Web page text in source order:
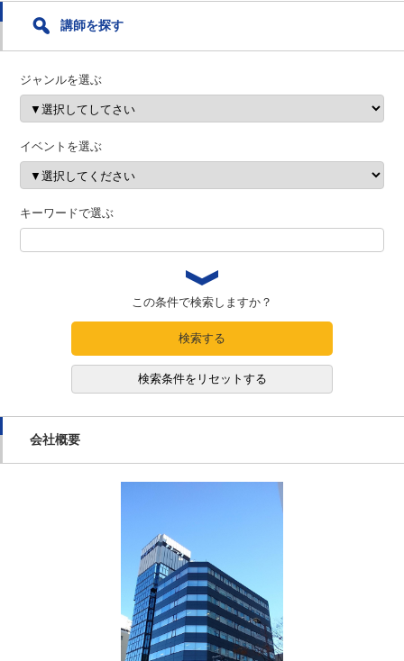
講師を探す
ジャンルを選ぶ
イベントを選ぶ
キーワードで選ぶ
この条件で検索しますか？
検索する
検索条件をリセットする
会社概要